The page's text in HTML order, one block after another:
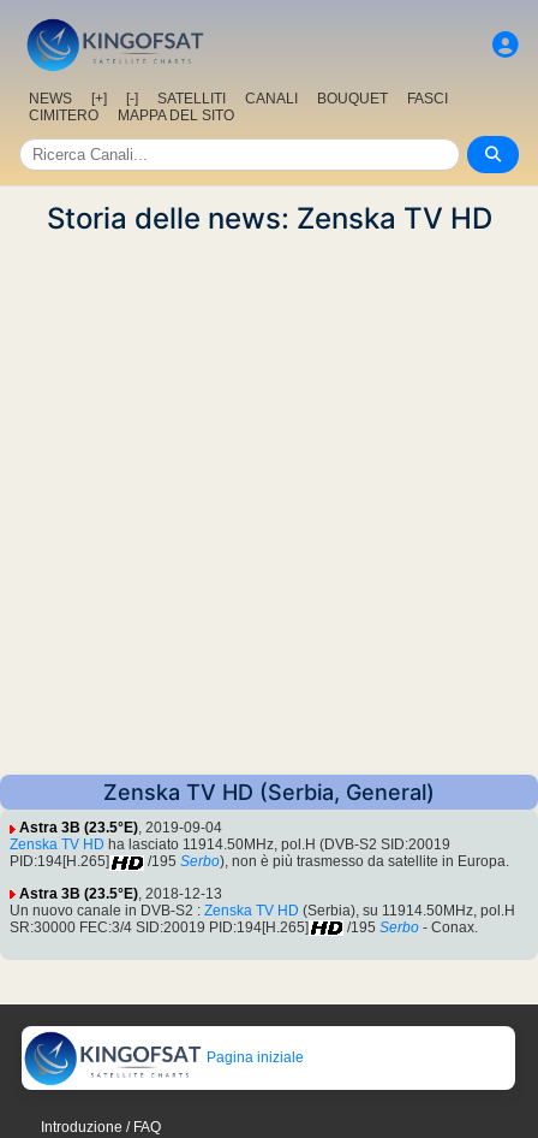
NEWS [+] [-] SATELLITI CANALI BOUQUET
FASCI
CIMITERO
MAPPA DEL SITO
Storia delle news: Zenska TV HD
Zenska TV HD (Serbia, General)
Astra 3B (23.5°E), 2019-09-04
Zenska TV HD ha lasciato 11914.50MHz, pol.H (DVB-S2 SID:20019
PID:194[H.265]
/195 Serbo), non è più trasmesso da satellite in Europa.
Astra 3B (23.5°E) , 2018-12-13
Un nuovo canale in DVB-S2 : Zenska TV HD (Serbia), su 11914.50MHz, pol.H
SR:30000 FEC:3/4 SID:20019 PID:194[H.265]
/195 Serbo - Conax.
Pagina iniziale
Introduzione / FAQ